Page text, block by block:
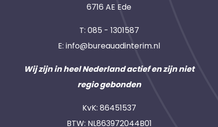
6716 AE Ede
T: 085 - 1301587
E: info@bureauadinterim.nl
Wij zijn in heel Nederland actief en zijn niet
regio gebonden
KvK: 86451537
BTW: NL863972044B01